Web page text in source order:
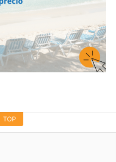
TOP